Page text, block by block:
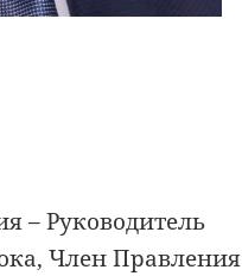
– Руководитель
Член Правления